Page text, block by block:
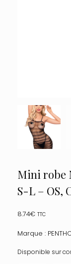
Mini robe
S-L – OS,
8.74€ TTC
Marque :
Disponible sur